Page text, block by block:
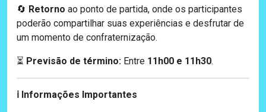
🔄 Retorno ao ponto de partida, onde os participantes
poderão compartilhar suas experiências e desfrutar de
um momento de confraternização.
⏳ Previsão de término: Entre 11h00 e 11h30.
ℹ️ Informações Importantes